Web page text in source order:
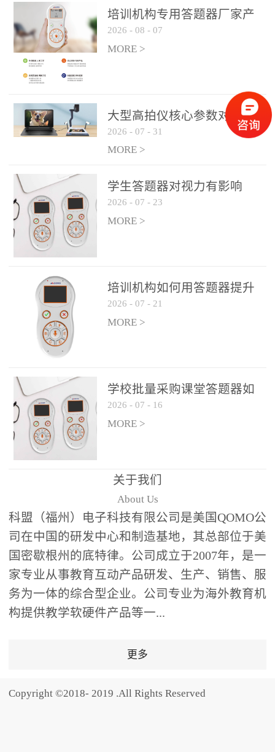
课堂互动解决方案，重新
定义了师生互动的新模
式。极简操作，轻松融入
教学流程QVote 深谙教师
教学节奏的重要性，采用
念，教师无需复杂培训即
可快速上手。软件支持与
PPT、白板等常用教学工具
几步：打开软件、选择互
动模式、发起互动任务，
整个过程不超过 30 秒，完
美融入正常教学流程，避
免打断课堂连贯性。无论
点讲解互动，还是课后即
时反馈，QVote 都能灵活
适配不同教学环节需求，
让教师专注于教学内容本
身，而非技术操作。多元
热情QVote 提供了丰富的
互动功能矩阵，满足不同
学科、不同教学目标的互
动需求：即时答题：支持
单选题、多选题、判断题
等基础题型，学生通过答
题器快速响应，系统实时
统计答题数据并生成可视
化图表，让教师瞬间掌握
学生知识掌握情况。主观
反馈：包含简答题、观点
阐述等开放式互动，鼓励
学生自由表达思考过程，
培养批判性思维与表达能
功能增加课堂趣味性，同
培训机构专用答题器厂家产
品方案
2026 - 08 - 07
MORE >
大型高拍仪核心参数对比与
选购建议
2026 - 07 - 31
MORE >
学生答题器对视力有影响
吗？
2026 - 07 - 23
MORE >
培训机构如何用答题器提升
学生专注度
2026 - 07 - 21
MORE >
学校批量采购课堂答题器如
何选厂家
2026 - 07 - 16
MORE >
关于我们
About Us
科盟（福州）电子科技有限公司是美国QOMO公
司在中国的研发中心和制造基地，其总部位于美
国密歇根州的底特律。公司成立于2007年，是一
家专业从事教育互动产品研发、生产、销售、服
务为一体的综合型企业。公司专业为海外教育机
构提供教学软硬件产品等一...
更多
Copyright ©2018- 2019 .All Rights Reserved